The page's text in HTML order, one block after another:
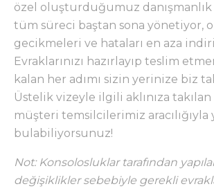
özel oluşturduğumuz
tüm süreci baştan sona yönetiyor,
gecikmeleri ve hataları en aza
Evraklarınızı hazırlayıp teslim
kalan her adımı sizin yerinize biz
Üstelik vizeyle ilgili aklınıza
müşteri temsilcilerimiz aracılığıyla
bulabiliyorsunuz!
Not: Konsolosluklar tarafından
değişiklikler sebebiyle gerekli